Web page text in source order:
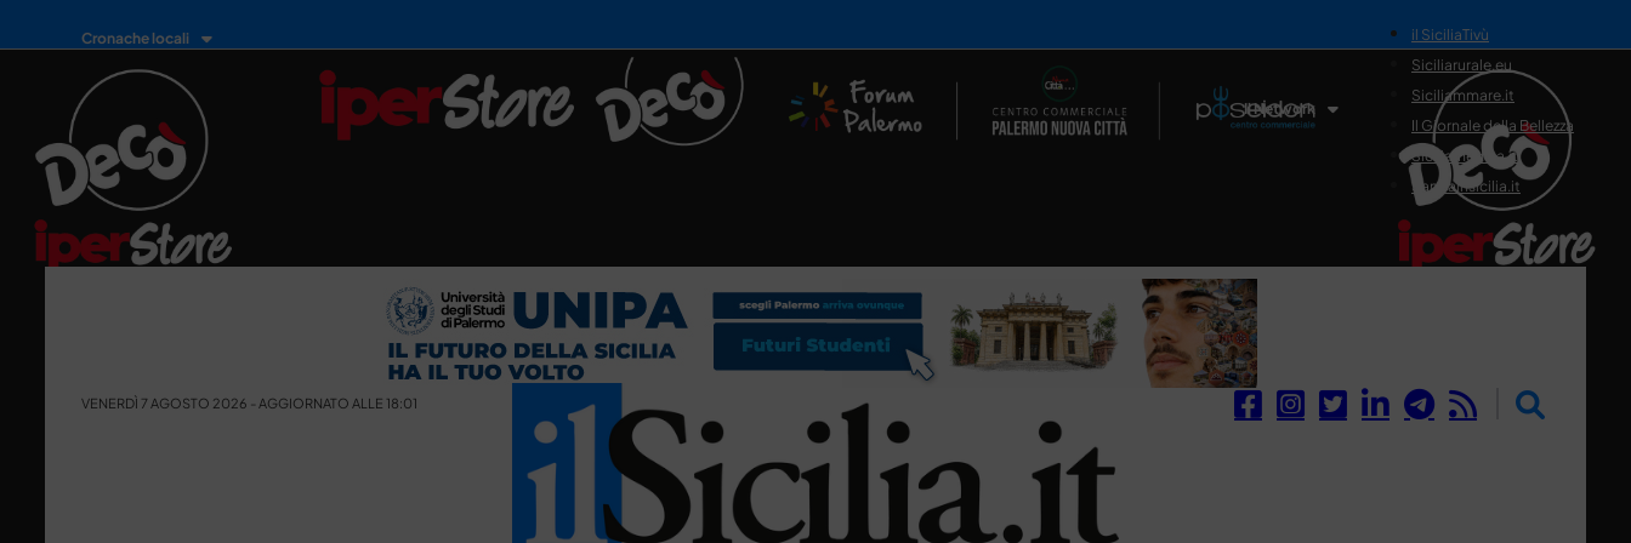
Cronache locali
Il Network
il SiciliaTivù
Siciliarurale.eu
Siciliammare.it
Il Giornale della Bellezza
Siciliamedica.it
Sanitainsicilia.it
VENERDÌ 7 AGOSTO 2026 - AGGIORNATO ALLE 18:01